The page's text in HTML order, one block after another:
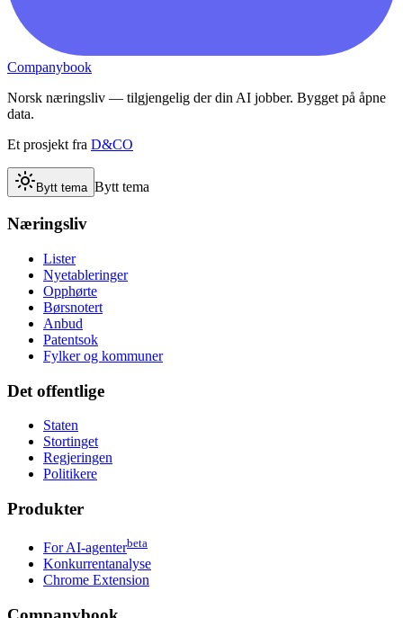
Companybook
Norsk næringsliv — tilgjengelig der din AI jobber. Bygget på åpne
data.
Et prosjekt fra D&CO
Bytt tema Bytt tema
Næringsliv
Lister
Nyetableringer
Opphørte
Børsnotert
Anbud
Patentsok
Fylker og kommuner
Det offentlige
Staten
Stortinget
Regjeringen
Politikere
Produkter
For AI-agenterbeta
Konkurrentanalyse
Chrome Extension